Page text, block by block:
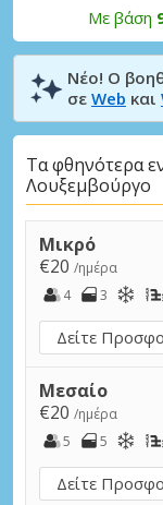
Με βάση
Νέο! Ο
σε Web και
Τα φθηνότερα
Λουξεμβούργο
Μικρό
€20 /ημέρα
4
3
Δείτε
Μεσαίο
€20 /ημέρα
5
5
Δείτε